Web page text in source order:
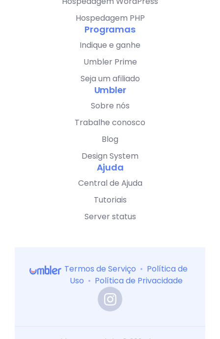
Hospedagem PHP
Programas
Indique e ganhe
Umbler Prime
Seja um afiliado
Umbler
Sobre nós
Trabalhe conosco
Blog
Design System
Ajuda
Central de Ajuda
Tutoriais
Server status
Termos de Serviço • Política de
Uso • Política de Privacidade